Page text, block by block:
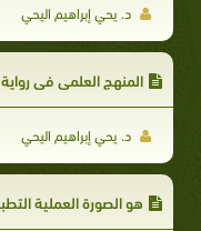
د. يحي إبراهيم اليحي
المنهج العلمي في رواية
د. يحي إبراهيم اليحي
هو الصورة العملية